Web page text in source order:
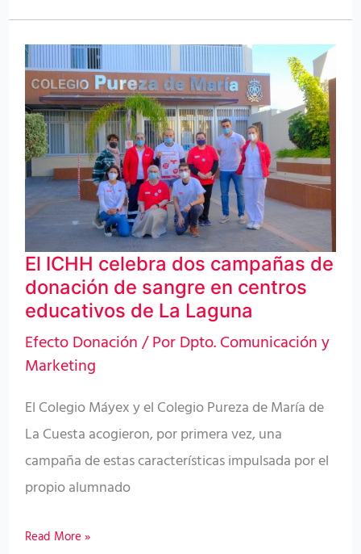
El ICHH celebra dos campañas de
donación de sangre en centros
educativos de La Laguna
Efecto Donación/ PorDpto. Comunicación y
Marketing
El Colegio Máyex y el Colegio Pureza de María de
La Cuesta acogieron, por primera vez, una
campaña de estas características impulsada por el
propio alumnado
El
ICHH
celebra
dos
campañas
de
donación
sangre
en
centros
educativos
de
La
Laguna
Read More »